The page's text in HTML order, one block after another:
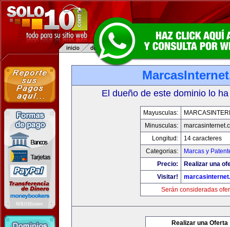
El dueño de este dominio lo
Mayusculas:
Minusculas:
Longitud:
14 caracteres
Categorias:
Marcas y
Precio:
Realizar una
Visitar!
Serán consideradas
Realizar una Oferta